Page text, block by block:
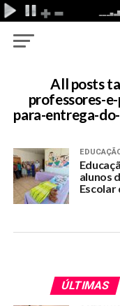
All posts
professores-
para-entrega-
alunos
Escolar
ÚLTIMAS